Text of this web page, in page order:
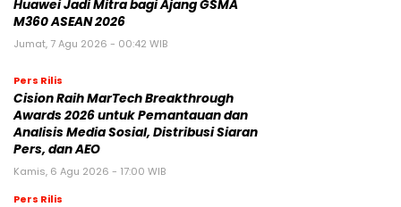
Huawei Jadi Mitra bagi Ajang GSMA
M360 ASEAN 2026
Jumat, 7 Agu 2026 - 00:42 WIB
Pers Rilis
Cision Raih MarTech Breakthrough
Awards 2026 untuk Pemantauan dan
Analisis Media Sosial, Distribusi Siaran
Pers, dan AEO
Kamis, 6 Agu 2026 - 17:00 WIB
Pers Rilis